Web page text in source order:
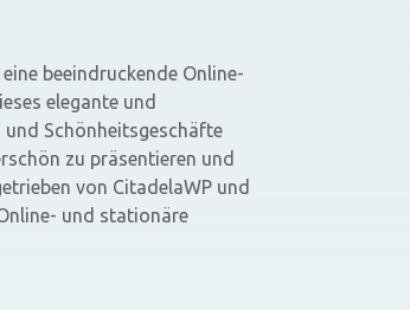
beeindruckende Online-
elegante und
Schönheitsgeschäfte
zu präsentieren und
von CitadelaWP und
und stationäre